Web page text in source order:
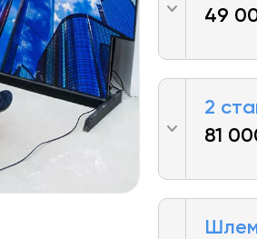
49
2
81